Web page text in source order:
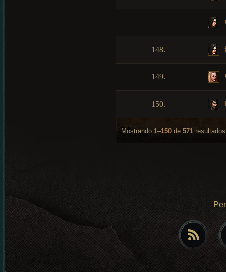
148.
149.
150.
Mostrando 1–150 de 571 resultados